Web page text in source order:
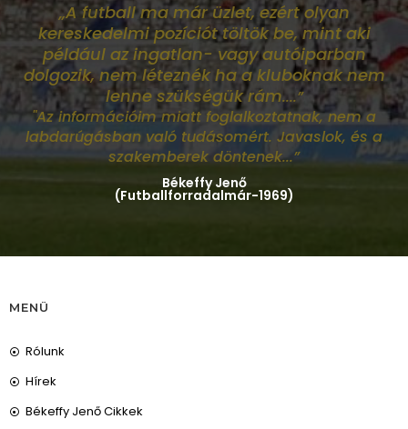
„A futball ma már üzlet, ezért olyan
kereskedelmi pozíciót töltök be, mint aki
például az ingatlan- vagy autóiparban
dolgozik, nem léteznék ha a kluboknak nem
lenne szükségük rám....”
"Az információim miatt foglalkoztatnak, nem a
labdarúgásban való tudásomért. Javaslok, és a
szakemberek döntenek...”
Békeffy Jenő
(Futballforradalmár-1969)
MENÜ
Rólunk
Hírek
Békeffy Jenő Cikkek